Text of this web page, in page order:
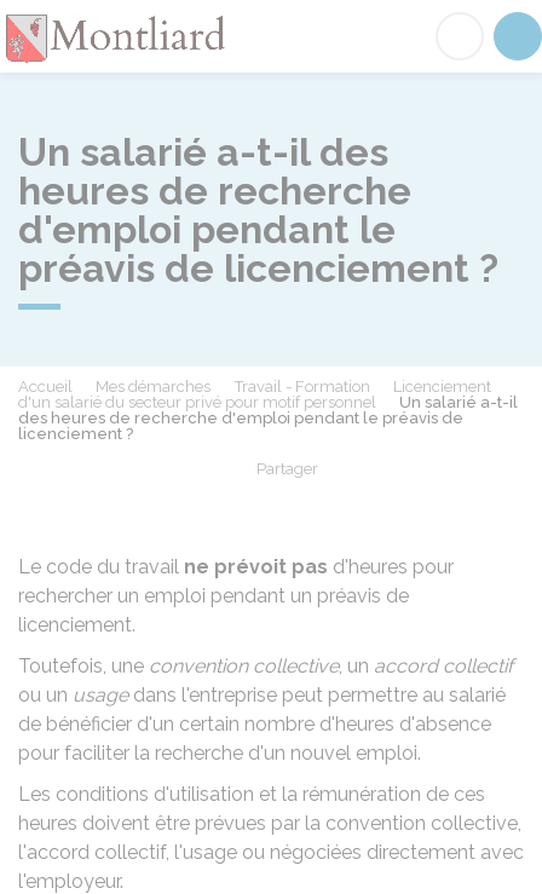
Un salarié a-t-il des
heures de recherche
d'emploi pendant le
préavis de licenciement ?
Accueil Mes démarches Travail - Formation
Licenciement
d'un salarié du secteur privé pour motif personnel
Un salarié a-t-il
des heures de recherche d'emploi pendant le préavis de
licenciement ?
Partager
Le code du travail ne prévoit pas d'heures pour
rechercher un emploi pendant un préavis de
licenciement.
Toutefois, une convention collective, un accord collectif
ou un usagedans l'entreprise peut permettre au salarié
de bénéficier d'un certain nombre d'heures d'absence
pour faciliter la recherche d'un nouvel emploi.
Les conditions d'utilisation et la rémunération de ces
heures doivent être prévues par la convention collective,
l'accord collectif, l'usage ou négociées directement avec
l'employeur.